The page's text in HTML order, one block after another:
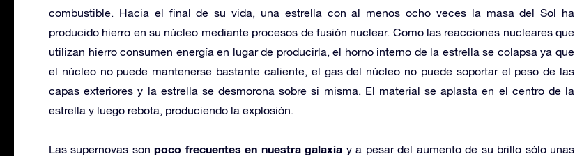
combustible. Hacia el final de su vida, una estrella con al menos ocho veces la masa del Sol ha
producido hierro en su núcleo mediante procesos de fusión nuclear. Como las reacciones nucleares que
utilizan hierro consumen energía en lugar de producirla, el horno interno de la estrella se colapsa ya que
el núcleo no puede mantenerse bastante caliente, el gas del núcleo no puede soportar el peso de las
capas exteriores y la estrella se desmorona sobre si misma. El material se aplasta en el centro de la
estrella y luego rebota, produciendo la explosión.
Las supernovas sonpoco frecuentes en nuestra galaxia y a pesar del aumento de su brillo sólo unas